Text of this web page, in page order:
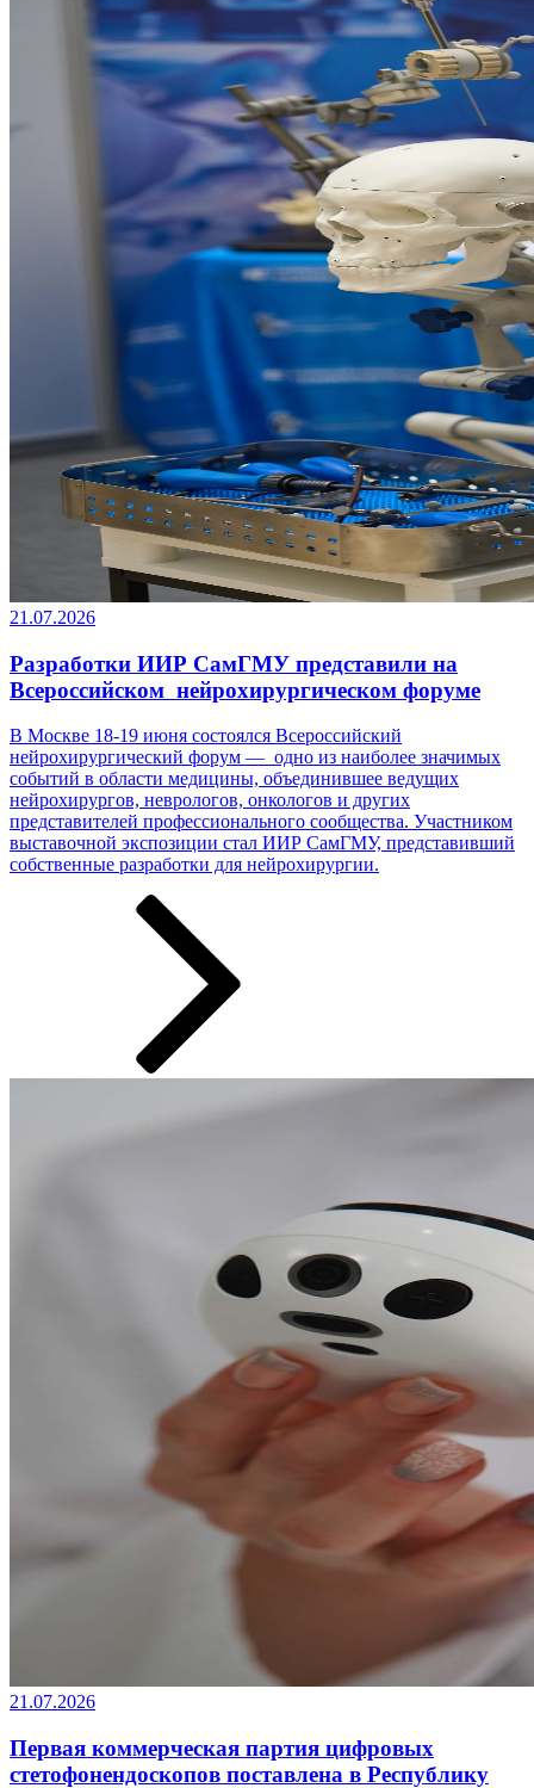
21.07.2026
Разработки ИИР СамГМУ представили на
Всероссийском нейрохирургическом форуме
В Москве 18-19 июня состоялся Всероссийский
нейрохирургический форум — одно из наиболее значимых
событий в области медицины, объединившее ведущих
нейрохирургов, неврологов, онкологов и других
представителей профессионального сообщества. Участником
выставочной экспозиции стал ИИР СамГМУ, представивший
собственные разработки ­­­для нейрохирургии.
21.07.2026
Первая коммерческая партия цифровых
стетофонендоскопов поставлена в Республику